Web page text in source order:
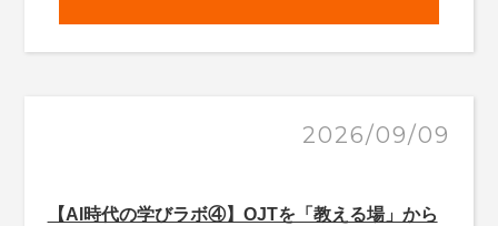
2026/09/09
【AI時代の学びラボ④】OJTを「教える場」から